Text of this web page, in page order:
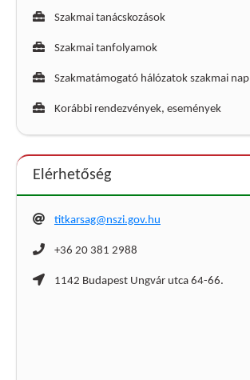
Szakmai tanácskozások
Szakmai tanfolyamok
Szakmatámogató hálózatok szakmai nap
Korábbi rendezvények, események
Elérhetőség
titkarsag@nszi.gov.hu
+36 20 381 2988
1142 Budapest Ungvár utca 64-66.